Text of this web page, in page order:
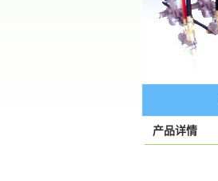
产品详情